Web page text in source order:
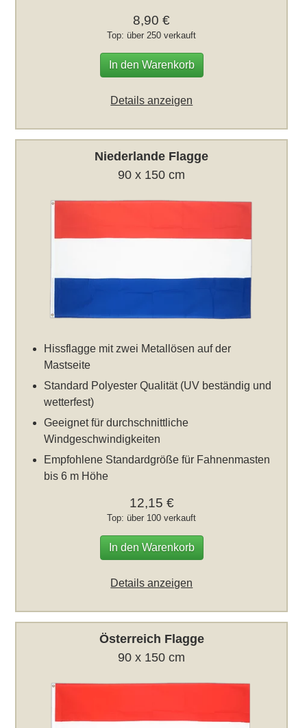
8,90 €
Top: über 250 verkauft
In den Warenkorb
Details anzeigen
Niederlande Flagge
90 x 150 cm
Hissflagge mit zwei Metallösen auf der
Mastseite
Standard Polyester Qualität (UV beständig und
wetterfest)
Geeignet für durchschnittliche
Windgeschwindigkeiten
Empfohlene Standardgröße für Fahnenmasten
bis 6 m Höhe
12,15 €
Top: über 100 verkauft
In den Warenkorb
Details anzeigen
Österreich Flagge
90 x 150 cm